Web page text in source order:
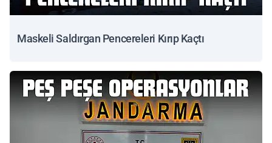
Maskeli Saldırgan Pencereleri Kırıp Kaçtı